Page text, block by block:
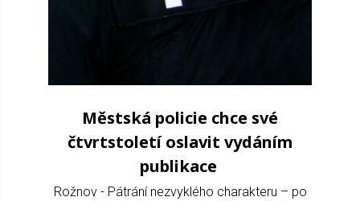
Městská policie chce své
čtvrtstoletí oslavit vydáním
publikace
Rožnov - Pátrání nezvyklého charakteru – po